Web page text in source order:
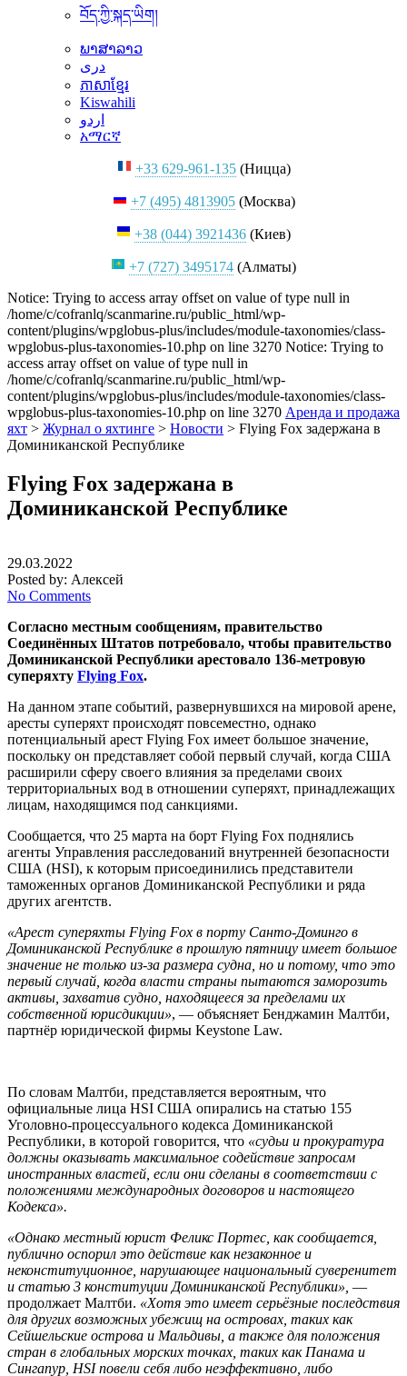
བོད་ཀྱི་སྐད་ཡིག།
ພາສາລາວ
دری
ភាសាខ្មែរ
Kiswahili
اردو
አማርኛ
+33 629-961-135(Ницца)
+7 (495) 4813905(Москва)
+38 (044) 3921436 (Киев)
+7 (727) 3495174 (Алматы)
Notice: Trying to access array offset on value of type null in
/home/c/cofranlq/scanmarine.ru/public_html/wp-
content/plugins/wpglobus-plus/includes/module-taxonomies/class-
wpglobus-plus-taxonomies-10.php on line 3270 Notice: Trying to
access array offset on value of type null in
/home/c/cofranlq/scanmarine.ru/public_html/wp-
content/plugins/wpglobus-plus/includes/module-taxonomies/class-
wpglobus-plus-taxonomies-10.php on line 3270 Аренда и продажа
яхт > Журнал о яхтинге > Новости > Flying Fox задержана в
Доминиканской Республике
Flying Fox задержана в
Доминиканской Республике
29.03.2022
Posted by: Алексей
No Comments
Согласно местным сообщениям, правительство
Соединённых Штатов потребовало, чтобы правительство
Доминиканской Республики арестовало 136-метровую
суперяхту Flying Fox.
На данном этапе событий, развернувшихся на мировой арене,
аресты суперяхт происходят повсеместно, однако
потенциальный арест Flying Fox имеет большое значение,
поскольку он представляет собой первый случай, когда США
расширили сферу своего влияния за пределами своих
территориальных вод в отношении суперяхт, принадлежащих
лицам, находящимся под санкциями.
Сообщается, что 25 марта на борт Flying Fox поднялись
агенты Управления расследований внутренней безопасности
США (HSI), к которым присоединились представители
таможенных органов Доминиканской Республики и ряда
других агентств.
«Арест суперяхты Flying Fox в порту Санто-Доминго в
Доминиканской Республике в прошлую пятницу имеет большое
значение не только из-за размера судна, но и потому, что это
первый случай, когда власти страны пытаются заморозить
активы, захватив судно, находящееся за пределами их
собственной юрисдикции», — объясняет Бенджамин Малтби,
партнёр юридической фирмы Keystone Law.
По словам Малтби, представляется вероятным, что
официальные лица HSI США опирались на статью 155
Уголовно-процессуального кодекса Доминиканской
Республики, в которой говорится, что «судьи и прокуратура
должны оказывать максимальное содействие запросам
иностранных властей, если они сделаны в соответствии с
положениями международных договоров и настоящего
Кодекса».
«Однако местный юрист Феликс Портес, как сообщается,
публично оспорил это действие как незаконное и
неконституционное, нарушающее национальный суверенитет
и статью 3 конституции Доминиканской Республики», —
продолжает Малтби. «Хотя это имеет серьёзные последствия
для других возможных убежищ на островах, таких как
Сейшельские острова и Мальдивы, а также для положения
стран в глобальных морских точках, таких как Панама и
Сингапур, HSI повели себя либо неэффективно, либо